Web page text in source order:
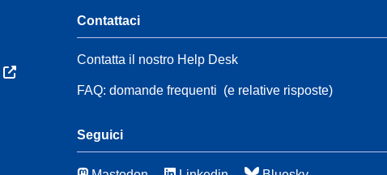
14
196
Contattaci
Contatta il nostro Help Desk
FAQ: domande frequenti (e relative risposte)
Seguici